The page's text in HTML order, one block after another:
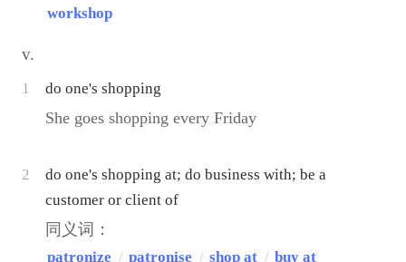
workshop
v.
1 do one's shopping
She goes shopping every Friday
2
do one's shopping at; do business with; be a
customer or client of
同义词：
patronize / patronise / shop at / buy at